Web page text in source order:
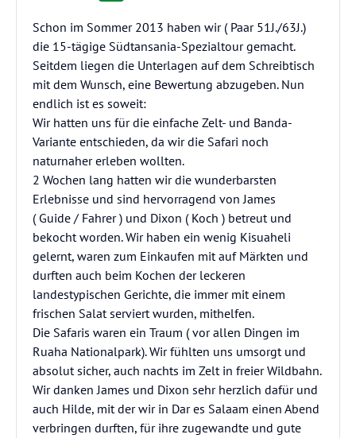
Schon im Sommer 2013 haben wir ( Paar 51J./63J.)
die 15-tägige Südtansania-Spezialtour gemacht.
Seitdem liegen die Unterlagen auf dem Schreibtisch
mit dem Wunsch, eine Bewertung abzugeben. Nun
endlich ist es soweit:
Wir hatten uns für die einfache Zelt- und Banda-
Variante entschieden, da wir die Safari noch
naturnaher erleben wollten.
2 Wochen lang hatten wir die wunderbarsten
Erlebnisse und sind hervorragend von James
( Guide / Fahrer ) und Dixon ( Koch ) betreut und
bekocht worden. Wir haben ein wenig Kisuaheli
gelernt, waren zum Einkaufen mit auf Märkten und
durften auch beim Kochen der leckeren
landestypischen Gerichte, die immer mit einem
frischen Salat serviert wurden, mithelfen.
Die Safaris waren ein Traum ( vor allen Dingen im
Ruaha Nationalpark). Wir fühlten uns umsorgt und
absolut sicher, auch nachts im Zelt in freier Wildbahn.
Wir danken James und Dixon sehr herzlich dafür und
auch Hilde, mit der wir in Dar es Salaam einen Abend
verbringen durften, für ihre zugewandte und gute